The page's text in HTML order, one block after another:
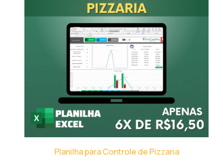
Planilha para Controle de Pizzaria